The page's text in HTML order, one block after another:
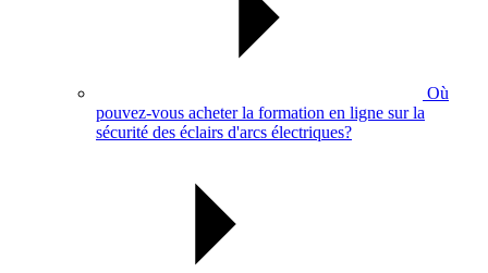
Où
pouvez-vous acheter la formation en ligne sur la
sécurité des éclairs d'arcs électriques?